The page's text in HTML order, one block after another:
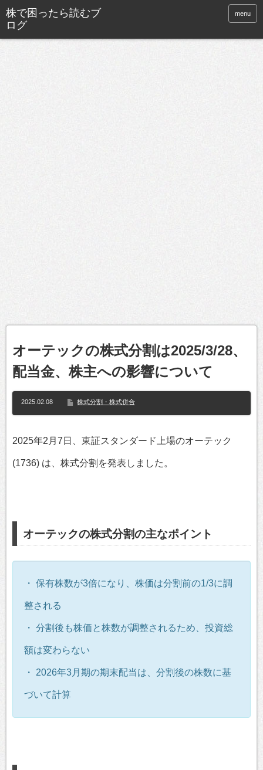
株で困ったら読むブ
ログ
menu
オーテックの株式分割は2025/3/28、
配当金、株主への影響について
2025.02.08 株式分割・株式併合
2025年2月7日、東証スタンダード上場のオーテック
(1736) は、株式分割を発表しました。
オーテックの株式分割の主なポイント
・ 保有株数が3倍になり、株価は分割前の1/3に調
整される
・ 分割後も株価と株数が調整されるため、投資総
額は変わらない
・ 2026年3月期の期末配当は、分割後の株数に基
づいて計算